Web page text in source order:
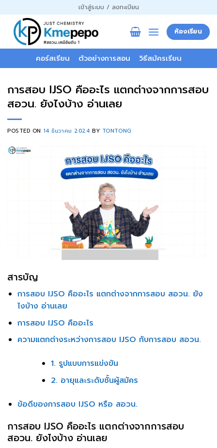
ไป
เนื้อหา
เข้าสู่ระบบ / ลงทะเบียน
ห้องเรียน
คอร์สเรียน ตัวอย่างการสอน วิธีสมัครเรียน
การสอบ IJSO คืออะไร แตกต่างจากการสอบ
สอวน. ยังไงบ้าง อ่านเลย
POSTED ON 14 ธันวาคม 2024 BY TONTONG
สารบัญ
การสอบ IJSO คืออะไร แตกต่างจากการสอบ สอวน. ยัง
ไงบ้าง อ่านเลย
การสอบ IJSO คืออะไร
ความแตกต่างระหว่างการสอบ IJSO กับการสอบ สอวน.
1. รูปแบบการแข่งขัน
2. อายุและระดับชั้นผู้สมัคร
ข้อดีของการสอบ IJSO หรือ สอวน.
การสอบ IJSO คืออะไร แตกต่างจากการสอบ
สอวน. ยังไงบ้าง อ่านเลย